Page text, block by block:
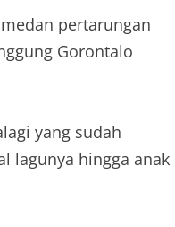
pertarungan
Gorontalo
yang sudah
lagunya hingga anak